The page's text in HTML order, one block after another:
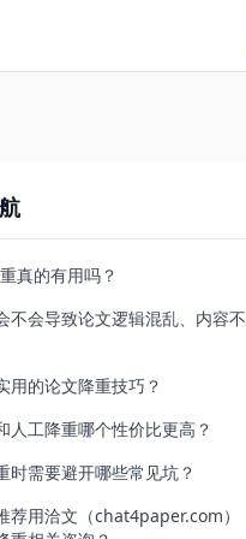
真的有用吗？
不会导致论文逻辑混乱、内容不
用的论文降重技巧？
人工降重哪个性价比更高？
时需要避开哪些常见坑？
荐用洽文（chat4paper.com）